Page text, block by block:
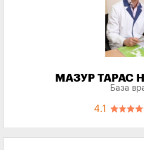
МАЗУР ТАРАС
База
4.1